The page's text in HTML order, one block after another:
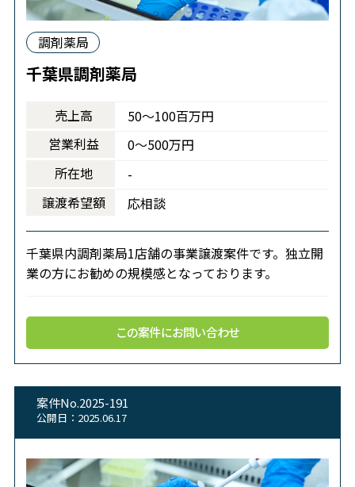
調剤薬局
千葉県調剤薬局
売上高
50～100百万円
営業利益
0～500万円
所在地
-
譲渡希望額
応相談
千葉県内調剤薬局1店舗の事業譲渡案件です。独立開
業の方にお勧めの規模感となっております。
この案件にお問い合わせ
案件No.2025-191
公開日：2025.06.17